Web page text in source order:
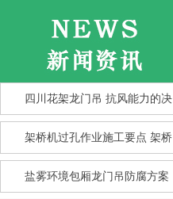
四川花架龙门吊 抗风能力的决
架桥机过孔作业施工要点 架桥
盐雾环境包厢龙门吊防腐方案